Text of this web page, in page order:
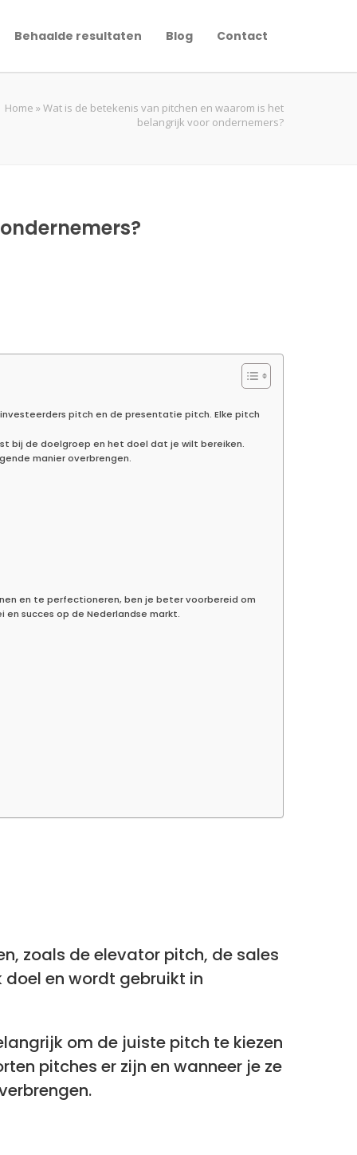
Behaalde resultaten Blog Contact
Home »Wat is de betekenis van pitchen en waarom is het
belangrijk voor ondernemers?
pitch en de presentatie pitch. Elke pitch
bij de doelgroep en het doel dat je wilt bereiken.
manier overbrengen.
en te perfectioneren, ben je beter voorbereid om
en succes op de Nederlandse markt.
zoals de elevator pitch, de sales
doel en wordt gebruikt in
om de juiste pitch te kiezen
pitches er zijn en wanneer je ze